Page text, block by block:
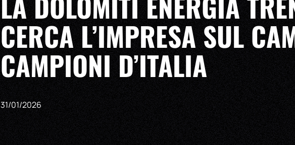
CERCA L’IMPRESA SUL
CAMPIONI D’ITALIA
31/01/2026